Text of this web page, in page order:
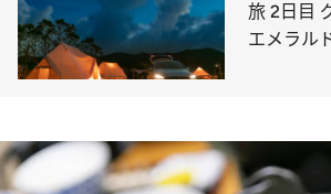
旅 2日目
エメラル